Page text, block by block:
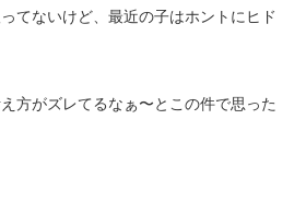
てないけど、最近の子はホントにヒド
方がズレてるなぁ〜とこの件で思った